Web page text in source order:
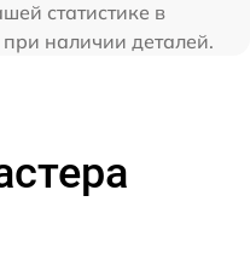
статистике в
наличии деталей.